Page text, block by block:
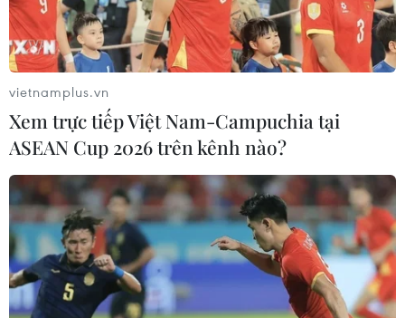
vietnamplus.vn
Xem trực tiếp Việt Nam-Campuchia tại
ASEAN Cup 2026 trên kênh nào?